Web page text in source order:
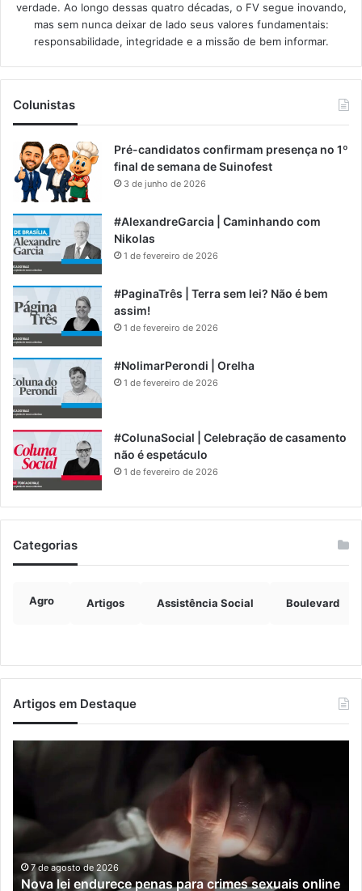
verdade. Ao longo dessas quatro décadas, o FV segue inovando,
mas sem nunca deixar de lado seus valores fundamentais:
responsabilidade, integridade e a missão de bem informar.​
Colunistas
Pré-candidatos confirmam presença no 1º
final de semana de Suinofest
3 de junho de 2026
#AlexandreGarcia | Caminhando com
Nikolas
1 de fevereiro de 2026
#PaginaTrês | Terra sem lei? Não é bem
assim!
1 de fevereiro de 2026
#NolimarPerondi | Orelha
1 de fevereiro de 2026
#ColunaSocial | Celebração de casamento
não é espetáculo
1 de fevereiro de 2026
Categorias
Agro Artigos Assistência Social Boulevard
Artigos em Destaque
para
crimes
sexuais
online
contra
7 de agosto de 2026
Nova lei endurece penas para crimes sexuais online